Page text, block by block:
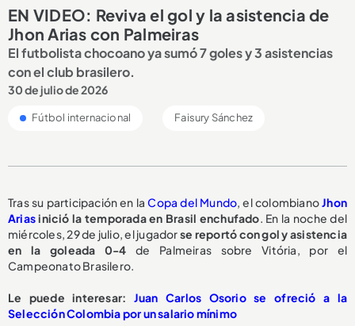
EN VIDEO: Reviva el gol y la asistencia de
Jhon Arias con Palmeiras
El futbolista chocoano ya sumó 7 goles y 3 asistencias
con el club brasilero.
30 de julio de 2026
Fútbol internacional Faisury Sánchez
Tras su participación en laCopa del Mundo, el colombianoJhon
Ariasinició la temporada en Brasil enchufado. En la noche del
miércoles, 29 de julio, el jugadorse reportócon gol y asistencia
en la goleada 0-4de Palmeiras sobre Vitória, por el
Campeonato Brasilero.
Le puede interesar: Juan Carlos Osorio se ofreció a la
Selección Colombia por un salario mínimo